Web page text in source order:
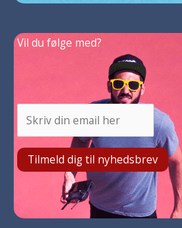
Vil du følge med?